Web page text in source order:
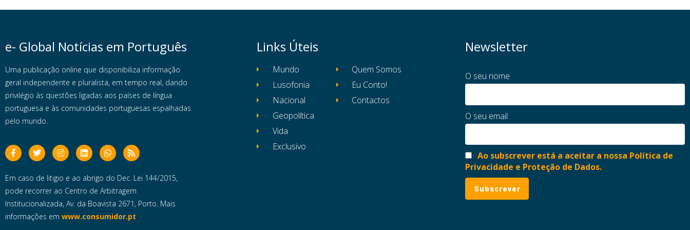
e- Global Notícias em Português
Uma publicação online que disponibiliza informação
geral independente e pluralista, em tempo real, dando
privilégio às questões ligadas aos países de língua
portuguesa e às comunidades portuguesas espalhadas
pelo mundo.
Em caso de litigio e ao abrigo do Dec. Lei 144/2015,
pode recorrer ao Centro de Arbitragem
Institucionalizada, Av. da Boavista 2671, Porto. Mais
informações em www.consumidor.pt
Links Úteis
Mundo
Lusofonia
Nacional
Geopolítica
Vida
Exclusivo
Quem Somos
Eu Conto!
Contactos
Newsletter
O seu nome
O seu email
Ao subscrever está a aceitar a nossa Política de
Privacidade e Proteção de Dados.